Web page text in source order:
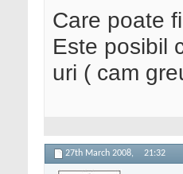
Care poate
Este posibil
uri ( cam
27th March 2008, 21:32